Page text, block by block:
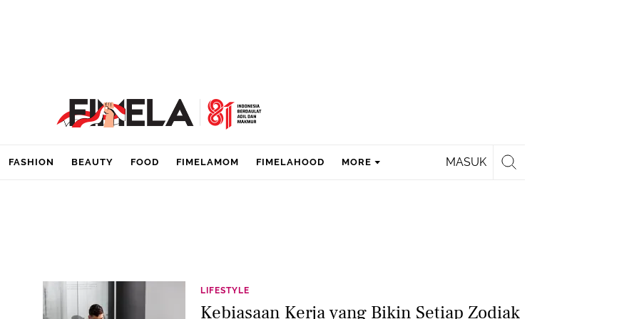
MASUK
FASHION BEAUTY FOOD FIMELAMOM FIMELAHOOD MORE
LIFESTYLE
Kebiasaan Kerja yang Bikin Setiap Zodiak